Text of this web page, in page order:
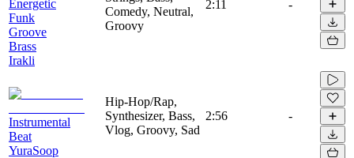
Energetic
Funk
Groove
Brass
Irakli
Comedy, Neutral,
Groovy
2:11 -
Instrumental
Beat
YuraSoop
Hip-Hop/Rap,
Synthesizer, Bass,
Vlog, Groovy, Sad
2:56 -